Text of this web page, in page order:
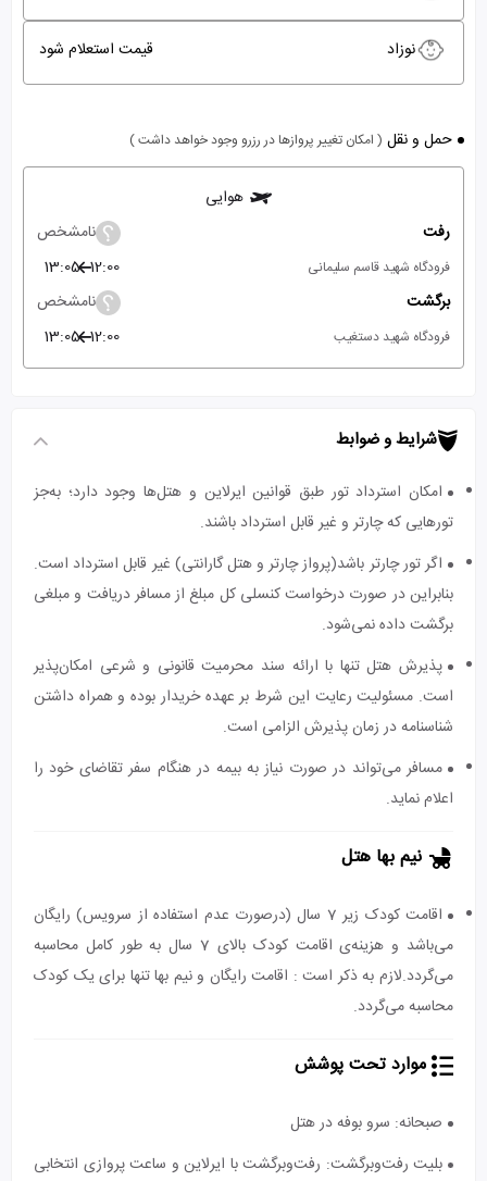
نوزاد قیمت استعلام شود
حمل و نقل ( امکان تغییر پروازها در رزرو وجود خواهد داشت )
هوایی
رفت
نامشخص
فرودگاه شهید قاسم سلیمانی 12:00
13:05
برگشت
نامشخص
فرودگاه شهید دستغیب 12:00
13:05
شرایط و ضوابط
امکان استرداد تور طبق قوانین ایرلاین و هتل‌ها وجود دارد؛ به‌جز
تورهایی که چارتر و غیر قابل استرداد باشند.
اگر تور چارتر باشد(پرواز چارتر و هتل گارانتی) غیر قابل استرداد است.
بنابراین در صورت درخواست کنسلی کل مبلغ از مسافر دریافت و مبلغی
برگشت داده نمی‌شود.
پذیرش هتل تنها با ارائه سند محرمیت قانونی و شرعی امکان‌پذیر
است. مسئولیت رعایت این شرط بر عهده خریدار بوده و همراه داشتن
شناسنامه در زمان پذیرش الزامی است.
مسافر می‌تواند در صورت نیاز به بیمه در هنگام سفر تقاضای خود را
اعلام نماید.
نیم بها هتل
اقامت کودک زیر 7 سال (درصورت عدم استفاده از سرویس) رایگان
می‌باشد و هزینه‌ی اقامت کودک بالای 7 سال به طور کامل محاسبه
می‌گردد.لازم به ذکر است : اقامت رایگان و نیم بها تنها برای یک کودک
محاسبه می‌گردد.
موارد تحت پوشش
صبحانه: سرو بوفه در هتل
بلیت رفت‌و‌برگشت: رفت‌و‌برگشت با ایرلاین و ساعت پروازی انتخابی